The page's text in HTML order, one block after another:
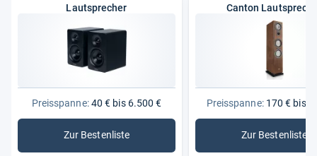
Lautsprecher
Preisspanne:40 € bis 6.500 €
Zur Bestenliste
: Lautsprecher
Canton
Preisspanne:170 € bis
Zur Bestenliste
: Canton